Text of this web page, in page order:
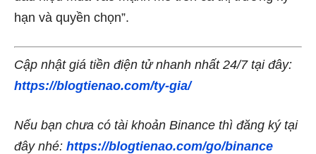
hạn và quyền chọn”.
Cập nhật giá tiền điện tử nhanh nhất 24/7 tại đây:
https://blogtienao.com/ty-gia/
Nếu bạn chưa có tài khoản Binance thì đăng ký tại
đây nhé: https://blogtienao.com/go/binance